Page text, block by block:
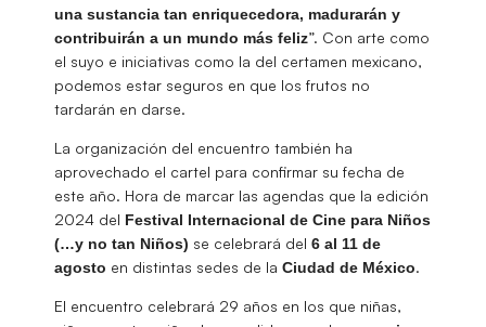
una sustancia tan enriquecedora, madurarán y
contribuirán a un mundo más feliz”. Con arte como
el suyo e iniciativas como la del certamen mexicano,
podemos estar seguros en que los frutos no
tardarán en darse.
La organización del encuentro también ha
aprovechado el cartel para confirmar su fecha de
este año. Hora de marcar las agendas que la edición
2024 del Festival Internacional de Cine para Niños
(…y no tan Niños) se celebrará del 6 al 11 de
agosto en distintas sedes de la Ciudad de México.
El encuentro celebrará 29 años en los que niñas,